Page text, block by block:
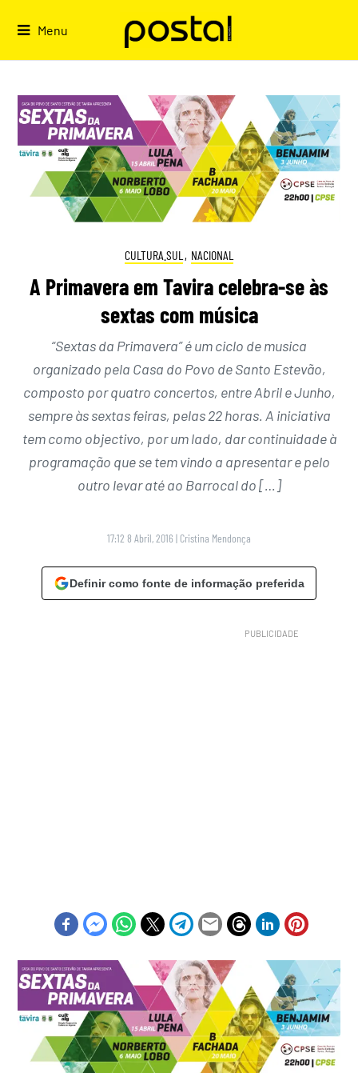
Menu
CULTURA.SUL , NACIONAL
A Primavera em Tavira celebra-se às
sextas com música
“Sextas da Primavera” é um ciclo de musica
organizado pela Casa do Povo de Santo Estevão,
composto por quatro concertos, entre Abril e Junho,
sempre às sextas feiras, pelas 22 horas. A iniciativa
tem como objectivo, por um lado, dar continuidade à
programação que se tem vindo a apresentar e pelo
outro levar até ao Barrocal do […]
17:12 8 Abril, 2016 | Cristina Mendonça
Definir como fonte de informação preferida